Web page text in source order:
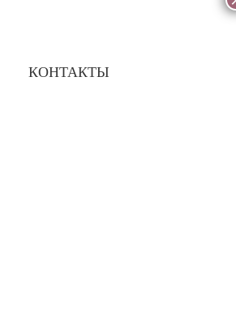
КОНТАКТЫ